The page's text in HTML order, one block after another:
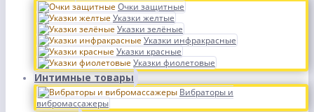
Очки защитные
Указки желтые
Указки зелёные
Указки инфракрасные
Указки красные
Указки фиолетовые
Интимные товары
Вибраторы и
вибромассажеры